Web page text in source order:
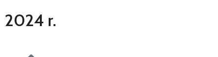
2024 r.